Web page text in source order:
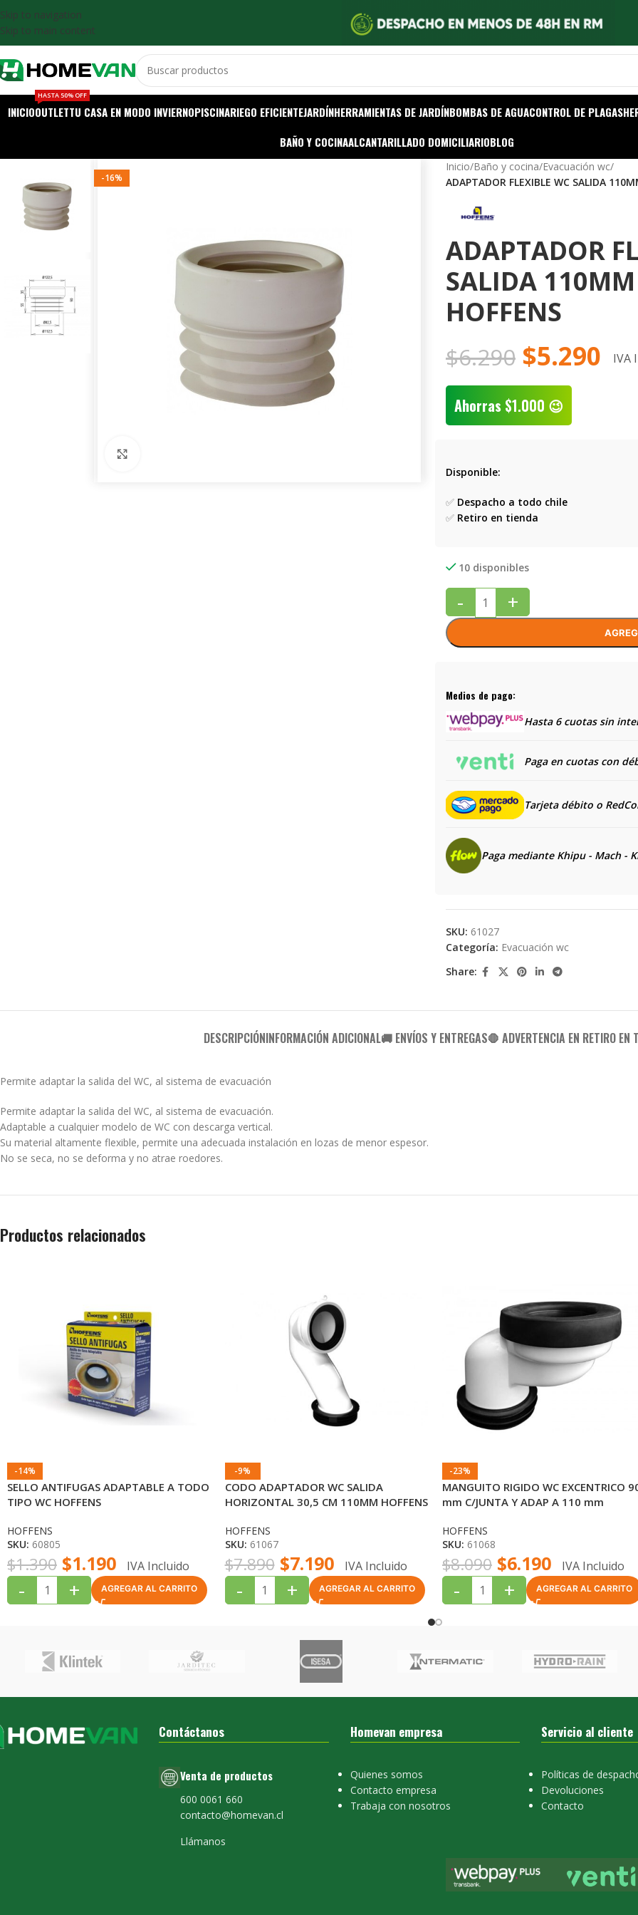
Skip to navigation
Skip to main content
INICIOOUTLET
HASTA 50% OFF
TU CASA EN MODO INVIERNOPISCINARIEGO EFICIENTEJARDÍNHERRAMIENTAS DE JARDÍNBOMBAS DE AGUACONTROL DE PLAGAS
BAÑO Y COCINAALCANTARILLADO DOMICILIARIOBLOG
-16%
Inicio/Baño y cocina/Evacuación wc/
ADAPTADOR FLEXIBLE WC SALIDA
ADAPTADOR
SALIDA
HOFFENS
$6.290 $5.290 IVA
Ahorras $1.000 😉
Disponible:
✅ Despacho a todo chile
✅ Retiro en tienda
10 disponibles
- +
Medios de pago:
Hasta 6 cuotas sin
Paga en cuotas con
Tarjeta débito o
Paga mediante Khipu - Mach -
SKU: 61027
Categoría: Evacuación wc
Share:
DESCRIPCIÓNINFORMACIÓN ADICIONAL🚚 ENVÍOS Y ENTREGAS🛑 ADVERTENCIA EN RETIRO EN
Permite adaptar la salida del WC, al sistema de evacuación
Permite adaptar la salida del WC, al sistema de evacuación.
Adaptable a cualquier modelo de WC con descarga vertical.
Su material altamente flexible, permite una adecuada instalación en lozas de menor espesor.
No se seca, no se deforma y no atrae roedores.
Productos relacionados
-14%
SELLO ANTIFUGAS ADAPTABLE A TODO
TIPO WC HOFFENS
HOFFENS
SKU: 60805
$1.390 $1.190 IVA Incluido
- + AGREGAR AL CARRITO
-9%
CODO ADAPTADOR WC SALIDA
HORIZONTAL 30,5 CM 110MM HOFFENS
HOFFENS
SKU: 61067
$7.890 $7.190 IVA Incluido
- + AGREGAR AL CARRITO
-23%
MANGUITO RIGIDO WC EXCENTRICO
mm C/JUNTA Y ADAP A 110 mm
HOFFENS
SKU: 61068
$8.090 $6.190 IVA Incluido
- + AGREGAR AL CARRITO
Contáctanos
Venta de productos
600 0061 660
contacto@homevan.cl
Llámanos
Homevan empresa
Quienes somos
Contacto empresa
Trabaja con nosotros
Servicio al cliente
Políticas de
Devoluciones
Contacto